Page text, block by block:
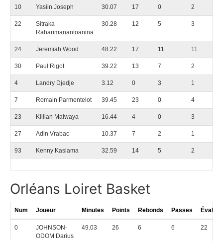
10 Yasiin Joseph 30.07 17 0 2
22
Sitraka
Raharimanantoanina
30.28 12 5 3
24 Jeremiah Wood 48.22 17 11 11
30 Paul Rigot 39.22 13 7 2
4 Landry Djedje 3.12 0 3 1
7 Romain Parmentelot 39.45 23 0 4
23 Killian Malwaya 16.44 4 0 3
27 Adin Vrabac 10.37 7 2 1
93 Kenny Kasiama 32.59 14 5 2
Orléans Loiret Basket
Num Joueur Minutes Points Rebonds Passes
0
JOHNSON-
ODOM Darius
49.03 26 6 6 22